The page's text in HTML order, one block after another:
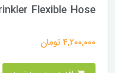
Flexible Hose
4,200,000تومان